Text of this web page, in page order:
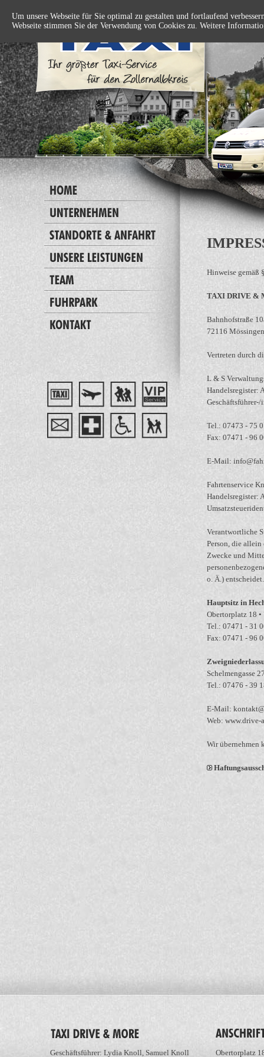
Um unsere Webseite für Sie optimal zu gestalten und fortlaufend
Webseite stimmen Sie der Verwendung von Cookies zu. Weitere
Hinweise gemäß
TAXI DRIVE &
Bahnhofstraße
72116 Mössingen
Vertreten durch
L & S
Handelsregister:
Tel.: 07473 - 75
Fax: 07471 - 96
E-Mail:
Fahrtenservice
Handelsregister:
Verantwortliche
Person, die allein
Zwecke und
o. Ä.) entscheidet.
Hauptsitz in
Obertorplatz 18
Tel.: 07471 - 31
Fax: 07471 - 96
Schelmengasse
Tel.: 07476 - 39
E-Mail:
Web: www.drive-
Wir übernehmen
Geschäftsführer: Lydia Knoll, Samuel Knoll Obertorplatz